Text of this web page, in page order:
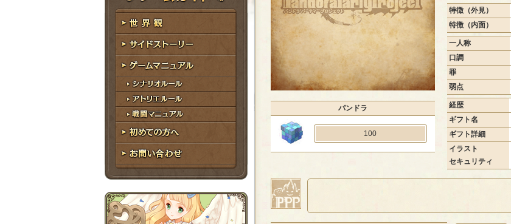
レ
ス
ド
ゲームガイド
世界観
サイドストーリー
ゲームマニュアル
シナリオルール
アトリエルール
戦闘マニュアル
初めての方へ
お問い合わせ
パンドラ
100
特徴（外見）
特徴（内面）
一人称
口調
罪
弱点
経歴
ギフト名
ギフト詳細
イラスト
セキュリティ